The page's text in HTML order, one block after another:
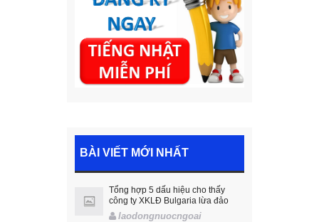
BÀI VIẾT MỚI NHẤT
Tổng hợp 5 dấu hiệu cho thấy
công ty XKLĐ Bulgaria lừa đảo
laodongnuocngoai